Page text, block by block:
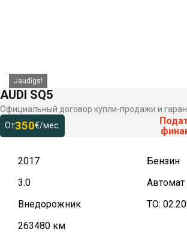
Jaudīgs!
AUDI SQ5
Официальный договор купли-продажи и
От350€/мес.
2017
Бензин
3.0
Автомат
Внедорожник
TO:
263480 км